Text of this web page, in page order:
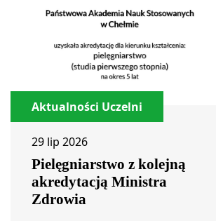
Aktualności Uczelni
29 lip 2026
Pielęgniarstwo z kolejną
akredytacją Ministra
Zdrowia